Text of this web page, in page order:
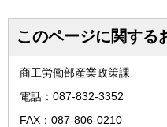
このページに関する
商工労働部産業政策課
電話：087-832-3352
FAX：087-806-0210